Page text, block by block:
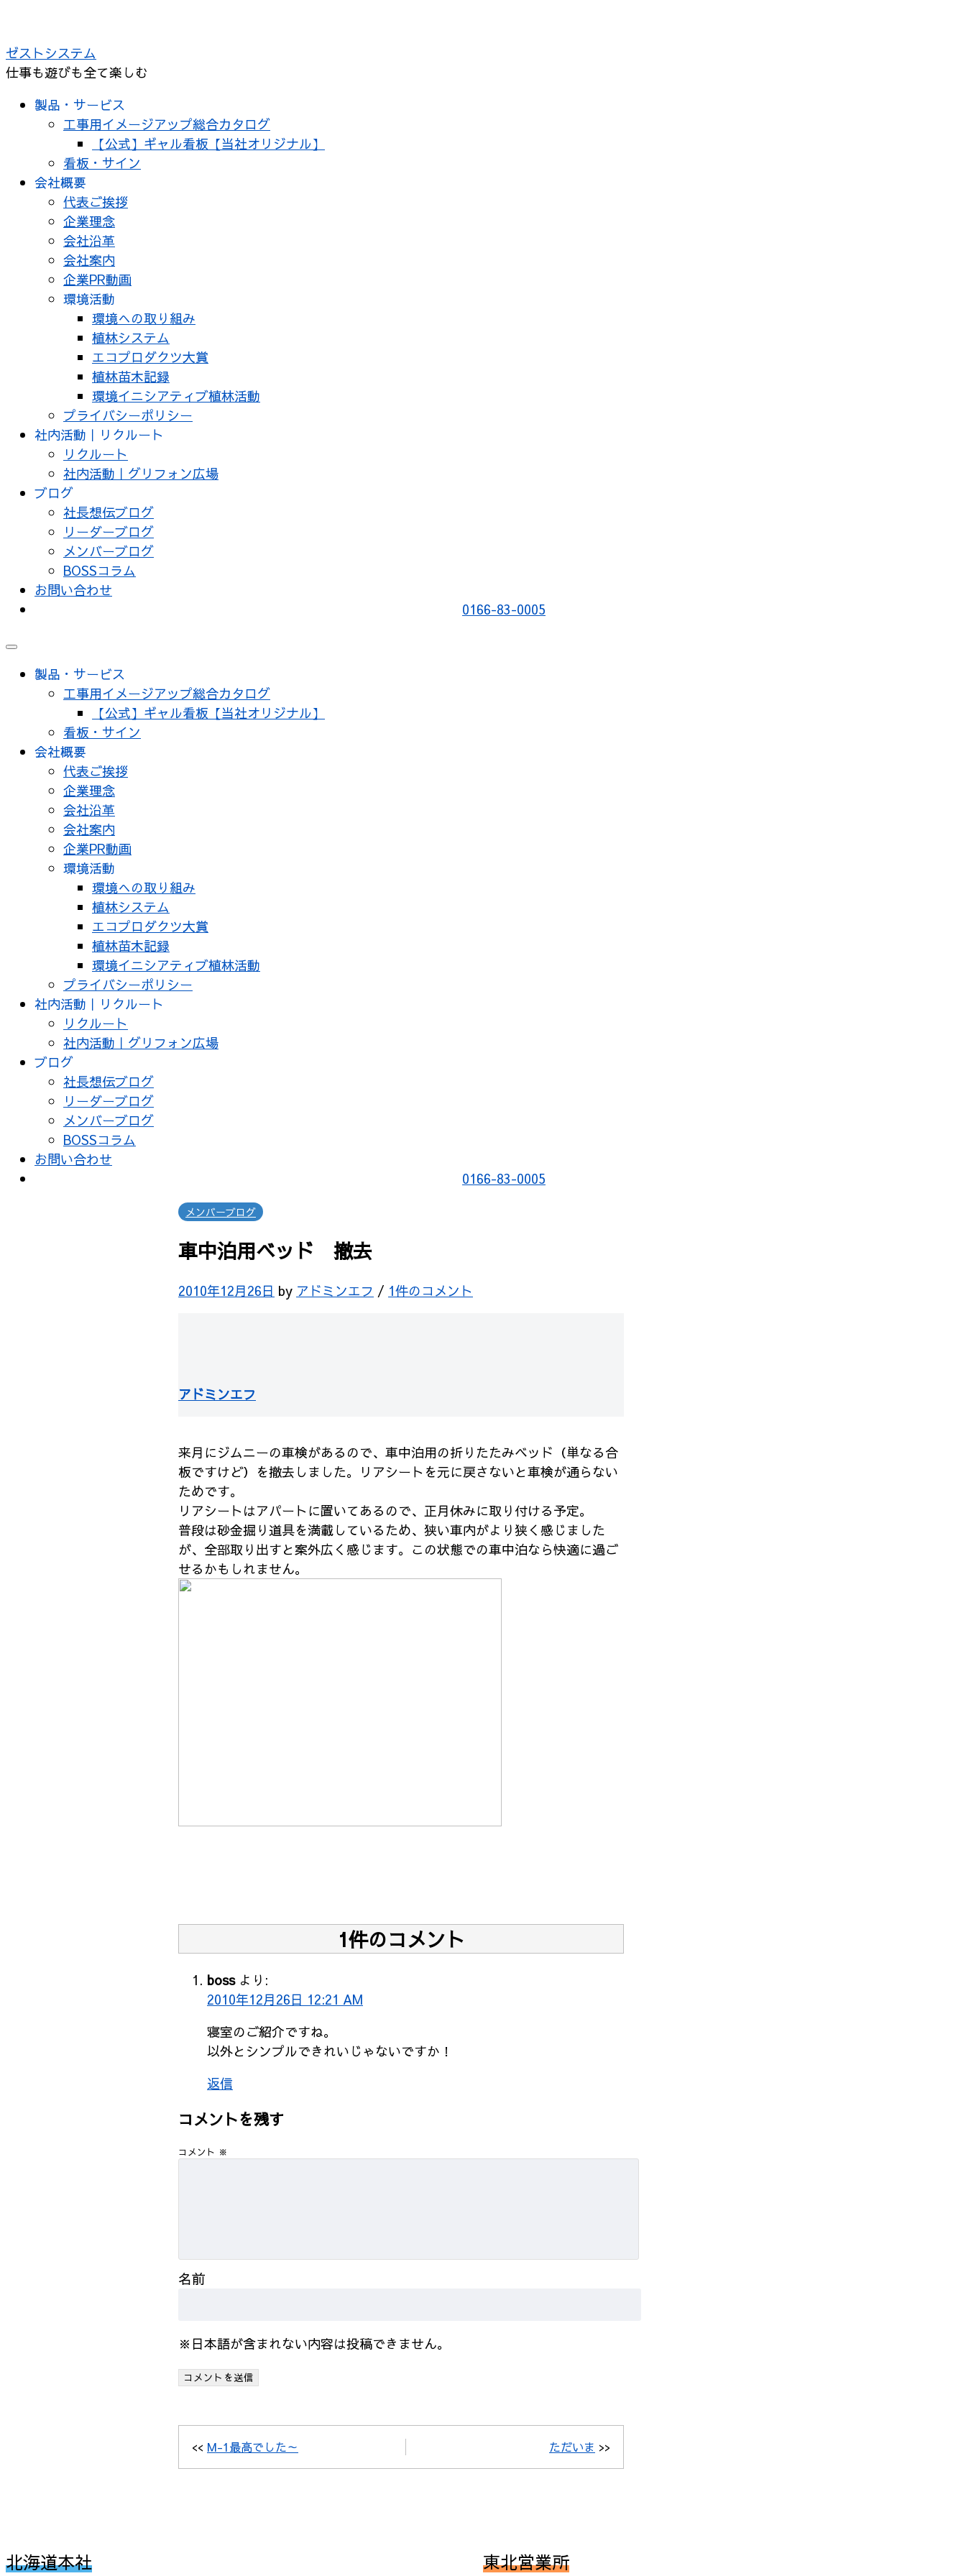
テ
ン
ゼストシステム
仕事も遊びも全て楽しむ
製品・サービス
工事用イメージアップ総合カタログ
【公式】ギャル看板【当社オリジナル】
看板・サイン
会社概要
代表ご挨拶
企業理念
会社沿革
会社案内
企業PR動画
環境活動
環境への取り組み
植林システム
エコプロダクツ大賞
植林苗木記録
環境イニシアティブ植林活動
プライバシーポリシー
社内活動｜リクルート
リクルート
社内活動｜グリフォン広場
ブログ
社長想伝ブログ
リーダーブログ
メンバーブログ
BOSSコラム
お問い合わせ
0166-83-0005
メ
製品・サービス
工事用イメージアップ総合カタログ
【公式】ギャル看板【当社オリジナル】
看板・サイン
会社概要
代表ご挨拶
企業理念
会社沿革
会社案内
企業PR動画
環境活動
環境への取り組み
植林システム
エコプロダクツ大賞
植林苗木記録
環境イニシアティブ植林活動
プライバシーポリシー
社内活動｜リクルート
リクルート
社内活動｜グリフォン広場
ブログ
社長想伝ブログ
リーダーブログ
メンバーブログ
BOSSコラム
お問い合わせ
0166-83-0005
メンバーブログ
車中泊用ベッド 撤去
2010年12月26日 by アドミンエフ / 1件のコメント
アドミンエフ
来月にジムニーの車検があるので、車中泊用の折りたたみベッド（単なる合
板ですけど）を撤去しました。リアシートを元に戻さないと車検が通らない
ためです。
リアシートはアパートに置いてあるので、正月休みに取り付ける予定。
普段は砂金掘り道具を満載しているため、狭い車内がより狭く感じました
が、全部取り出すと案外広く感じます。この状態での車中泊なら快適に過ご
せるかもしれません。
1件のコメント
boss より:
2010年12月26日 12:21 AM
寝室のご紹介ですね。
以外とシンプルできれいじゃないですか！
返信
コメントを残す
コメント ※
名前
※日本語が含まれない内容は投稿できません。
<< M-1最高でした～ ただいま >>
北海道本社 東北営業所